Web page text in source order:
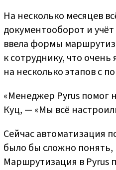
На несколько месяцев
документооборот и
ввела формы
к сотруднику, что
на несколько этапов с
«Менеджер Pyrus помог
Куц, — «Мы всё
Сейчас автоматизация
было бы сложно понять,
Маршрутизация в Pyrus